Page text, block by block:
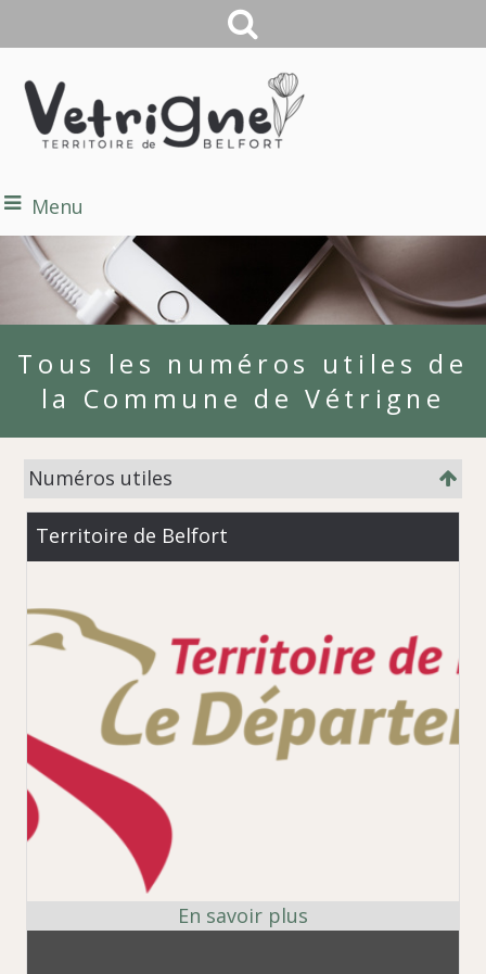
Menu
Tous les numéros utiles de
la Commune de Vétrigne
Numéros utiles
Territoire de Belfort